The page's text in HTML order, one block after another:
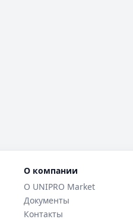
О компании
О UNIPRO Market
Документы
Контакты